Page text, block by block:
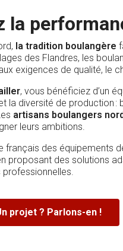
la
la tradition boulangère
des Flandres, les
exigences de qualité, le
, vous bénéficiez d’un
la diversité de production
artisans boulangers
leurs ambitions.
français des équipements
proposant des solutions
projet ? Parlons-en !